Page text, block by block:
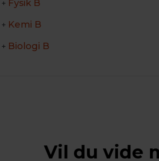
+ Fysik B
+ Kemi B
+ Biologi B
Vil du vide